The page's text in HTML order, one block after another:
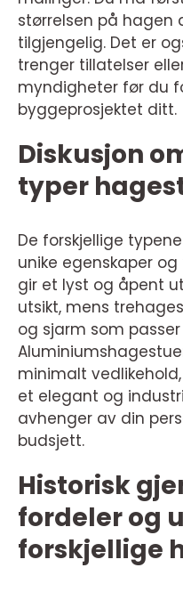
størrelsen på hagen
tilgjengelig. Det er
trenger tillatelser
myndigheter før du
byggeprosjektet ditt.
Diskusjon
typer
De forskjellige
unike egenskaper
gir et lyst og åpent
utsikt, mens
og sjarm som
minimalt
et elegant og
avhenger av din
budsjett.
Historisk
fordeler og
forskjellige